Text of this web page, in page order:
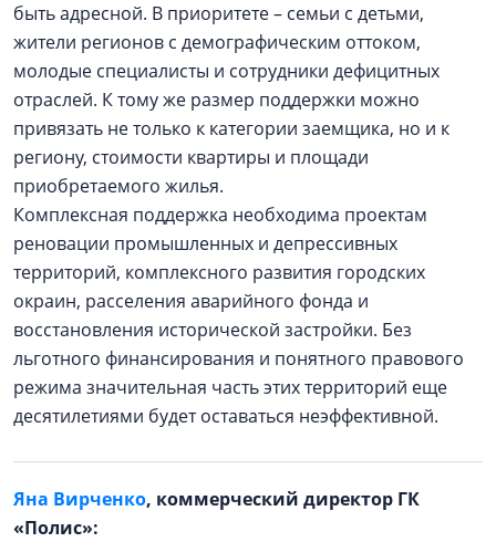
быть адресной. В приоритете – семьи с детьми,
жители регионов с демографическим оттоком,
молодые специалисты и сотрудники дефицитных
отраслей. К тому же размер поддержки можно
привязать не только к категории заемщика, но и к
региону, стоимости квартиры и площади
приобретаемого жилья.
Комплексная поддержка необходима проектам
реновации промышленных и депрессивных
территорий, комплексного развития городских
окраин, расселения аварийного фонда и
восстановления исторической застройки. Без
льготного финансирования и понятного правового
режима значительная часть этих территорий еще
десятилетиями будет оставаться неэффективной.
Яна Вирченко, коммерческий директор ГК
«Полис»: